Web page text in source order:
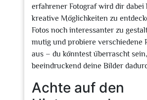
erfahrener Fotograf wird dir dabei
kreative Möglichkeiten zu
Fotos noch interessanter zu
mutig und probiere verschiedene
aus – du könntest überrascht
beeindruckend deine Bilder
Achte auf den